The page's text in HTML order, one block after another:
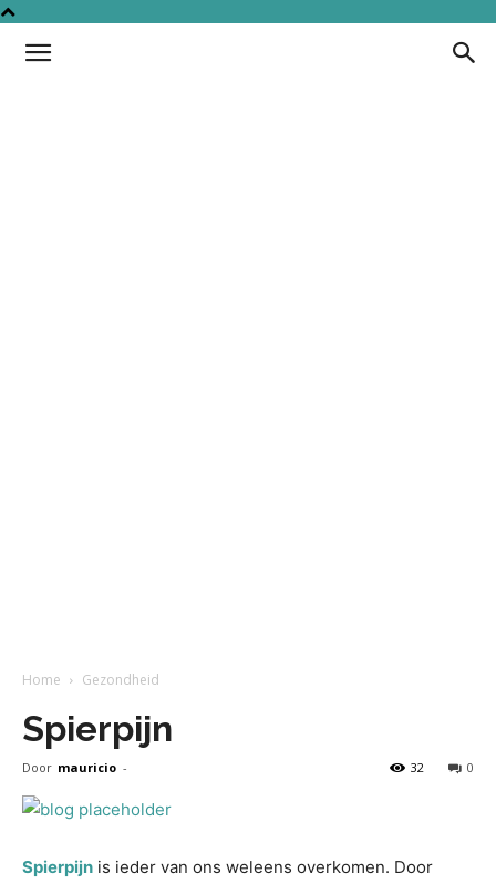
Home Gezondheid
Spierpijn
Door mauricio - 0
32
Spierpijn is ieder van ons weleens overkomen. Door